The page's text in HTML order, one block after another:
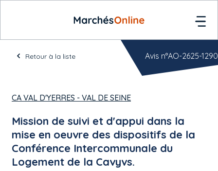
Retour à la liste
CA VAL D'YERRES - VAL DE SEINE
Mission de suivi et d'appui dans la
mise en oeuvre des dispositifs de la
Conférence Intercommunale du
Logement de la Cavyvs.
Avis n°AO-2625-1290